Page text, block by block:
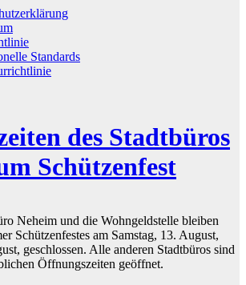
Standards
des Stadtbüros
Schützenfest
Neheim und die Wohngeldstelle bleiben
Schützenfestes am Samstag, 13. August,
geschlossen. Alle anderen Stadtbüros sind
Öffnungszeiten geöffnet.